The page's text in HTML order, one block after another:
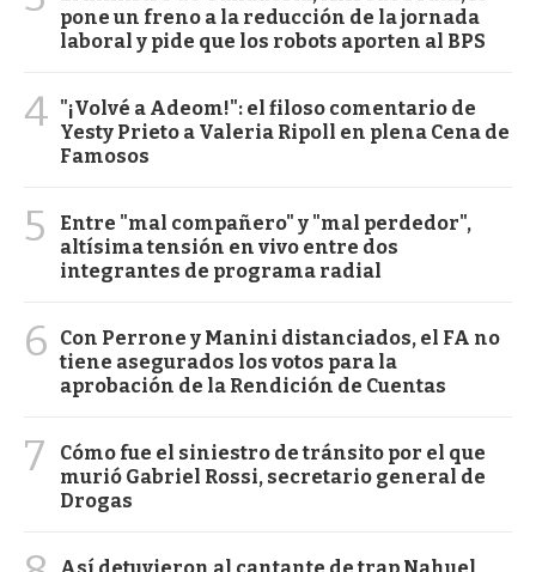
pone un freno a la reducción de la jornada
laboral y pide que los robots aporten al BPS
4 "¡Volvé a Adeom!": el filoso comentario de
Yesty Prieto a Valeria Ripoll en plena Cena de
Famosos
5
Entre "mal compañero" y "mal perdedor",
altísima tensión en vivo entre dos
integrantes de programa radial
6
Con Perrone y Manini distanciados, el FA no
tiene asegurados los votos para la
aprobación de la Rendición de Cuentas
7
Cómo fue el siniestro de tránsito por el que
murió Gabriel Rossi, secretario general de
Drogas